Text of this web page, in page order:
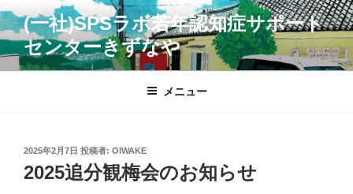
コ
ン
(一社)SPSラボ若年認知症サポート
センターきずなや
メニュー
投
稿
日:
2025年2月7日 投稿者: OIWAKE
2025追分観梅会のお知らせ